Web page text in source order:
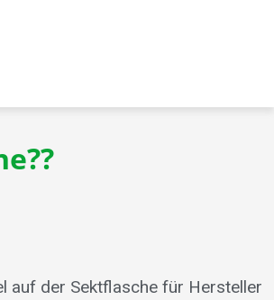
auf der Sektflasche für Hersteller